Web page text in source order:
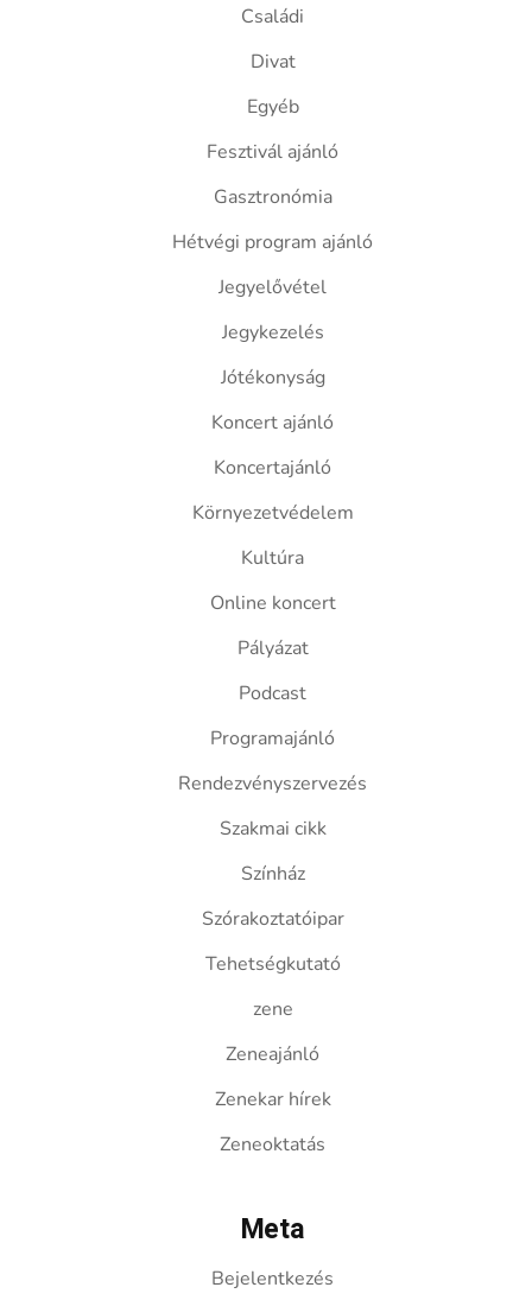
Családi
Divat
Egyéb
Fesztivál ajánló
Gasztronómia
Hétvégi program ajánló
Jegyelővétel
Jegykezelés
Jótékonyság
Koncert ajánló
Koncertajánló
Környezetvédelem
Kultúra
Online koncert
Pályázat
Podcast
Programajánló
Rendezvényszervezés
Szakmai cikk
Színház
Szórakoztatóipar
Tehetségkutató
zene
Zeneajánló
Zenekar hírek
Zeneoktatás
Meta
Bejelentkezés